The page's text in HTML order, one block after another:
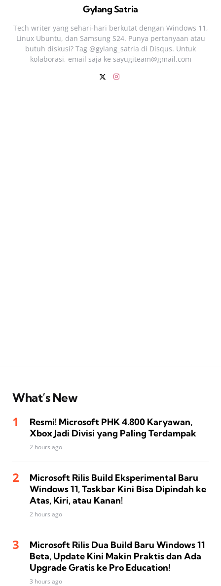
Gylang Satria
Tech writer yang sehari‑hari berkutat dengan Windows 11,
Linux Ubuntu, dan Samsung S24. Punya pertanyaan atau
butuh diskusi? Tag @gylang_satria di Disqus. Untuk
kolaborasi, email saja ke sayugiteam@gmail.com
What’s New
Resmi! Microsoft PHK 4.800 Karyawan,
Xbox Jadi Divisi yang Paling Terdampak
2 hours ago
Microsoft Rilis Build Eksperimental Baru
Windows 11, Taskbar Kini Bisa Dipindah ke
Atas, Kiri, atau Kanan!
2 hours ago
Microsoft Rilis Dua Build Baru Windows 11
Beta, Update Kini Makin Praktis dan Ada
Upgrade Gratis ke Pro Education!
3 hours ago